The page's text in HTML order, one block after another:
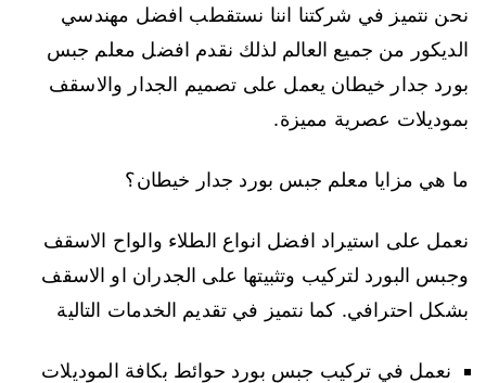
نحن نتميز في شركتنا اننا نستقطب افضل مهندسي
الديكور من جميع العالم لذلك نقدم افضل معلم جبس
بورد جدار خيطان يعمل على تصميم الجدار والاسقف
بموديلات عصرية مميزة.
ما هي مزايا معلم جبس بورد جدار خيطان؟
نعمل على استيراد افضل انواع الطلاء والواح الاسقف
وجبس البورد لتركيب وتثبيتها على الجدران او الاسقف
بشكل احترافي. كما نتميز في تقديم الخدمات التالية
نعمل في تركيب جبس بورد حوائط بكافة الموديلات